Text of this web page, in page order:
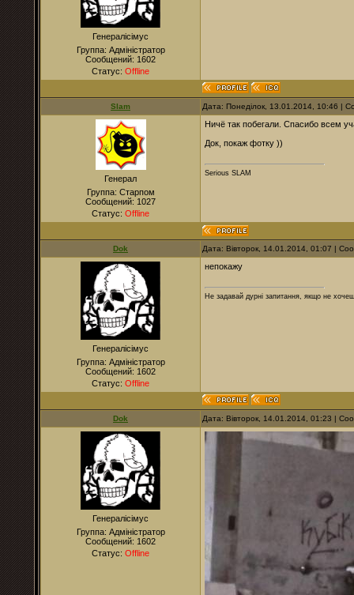
Генералісімус
Группа: Адміністратор
Сообщений: 1602
Статус: Offline
Slam Дата: Понеділок, 13.01.2014, 10:46 |
Генерал
Группа: Старпом
Сообщений: 1027
Статус: Offline
Ничё так побегали. Спасибо всем
Док, покаж фотку ))
Serious SLAM
Dok Дата: Вівторок, 14.01.2014, 01:07 |
Генералісімус
Группа: Адміністратор
Сообщений: 1602
Статус: Offline
непокажу
Не задавай дурні запитання, якщо не
Dok Дата: Вівторок, 14.01.2014, 01:23 |
Генералісімус
Группа: Адміністратор
Сообщений: 1602
Статус: Offline